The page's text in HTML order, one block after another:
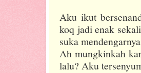
Aku ikut
koq jadi enak
suka
Ah mungkinkah
lalu? Aku